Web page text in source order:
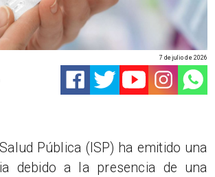
7 de julio de 2026
Pública (ISP) ha emitido una
debido a la presencia de una